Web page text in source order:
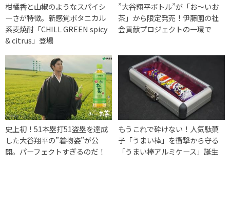
柑橘香と山椒のようなスパイシ
ーさが特徴。新感覚ボタニカル
系麦焼酎「CHILL GREEN spicy
& citrus」登場
”大谷翔平ボトル”が「お～いお
茶」から限定発売！伊藤園の社
会貢献プロジェクトの一環で
史上初！51本塁打51盗塁を達成
した大谷翔平の”着物姿”が公
開。パーフェクトすぎるのだ！
もうこれで砕けない！人気駄菓
子「うまい棒」を衝撃から守る
「うまい棒アルミケース」誕生